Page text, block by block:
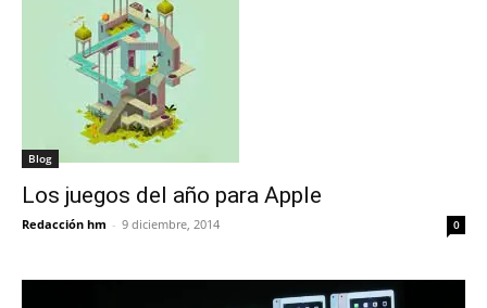
Blog
Los juegos del año para Apple
Redacción hm - 9 diciembre, 2014 0